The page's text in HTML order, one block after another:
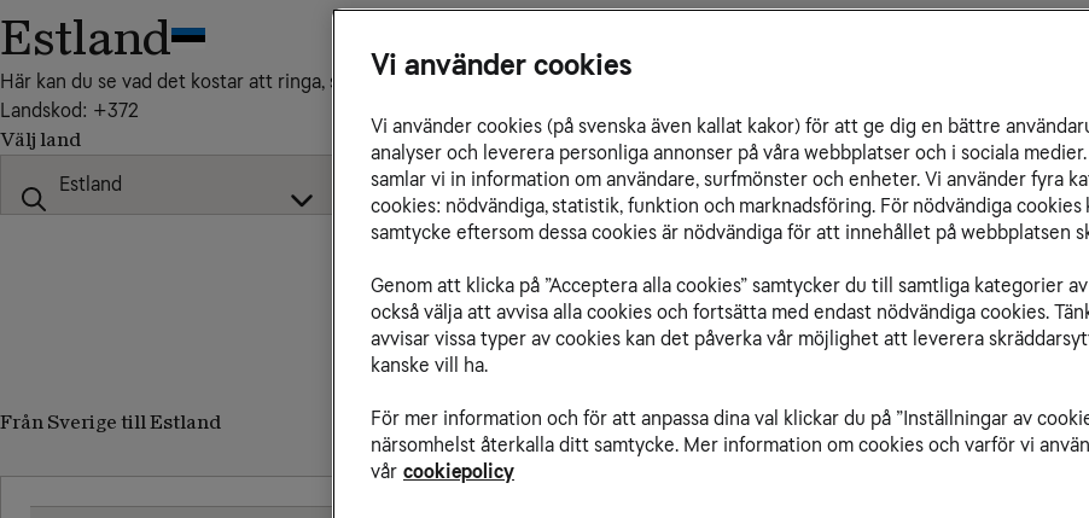
Estland
Här kan du se vad det kostar att ringa, sms:a och surfa till, från och inom Estland.
Landskod: +372
Välj land
Från Sverige till Estland
Vi använder cookies
Vi använder cookies (på svenska även kallat kakor) för att ge dig en bättre
analyser och leverera personliga annonser på våra webbplatser och i sociala
samlar vi in information om användare, surfmönster och enheter. Vi använder fyra
cookies: nödvändiga, statistik, funktion och marknadsföring. För nödvändiga
samtycke eftersom dessa cookies är nödvändiga för att innehållet på webbplatsen
Genom att klicka på ”Acceptera alla cookies” samtycker du till samtliga kategorier
också välja att avvisa alla cookies och fortsätta med endast nödvändiga cookies.
avvisar vissa typer av cookies kan det påverka vår möjlighet att leverera
kanske vill ha.
För mer information och för att anpassa dina val klickar du på ”Inställningar av
närsomhelst återkalla ditt samtycke. Mer information om cookies och varför vi
vår cookiepolicy